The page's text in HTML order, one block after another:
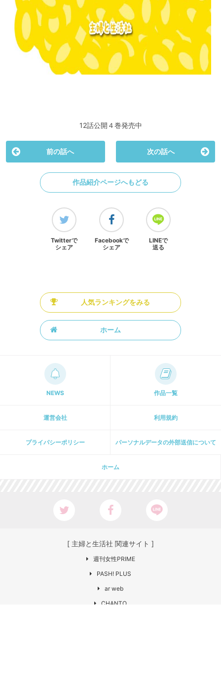
12話公開４巻発売中
前の話へ 次の話へ
作品紹介ページへもどる
Twitterで
シェア
Facebookで
シェア
LINEで
送る
人気ランキングをみる
ホーム
NEWS 作品一覧
運営会社 利用規約
プライパシーポリシー パーソナルデータの外部送信について
ホーム
[ 主婦と生活社 関連サイト ]
週刊女性PRIME
PASH! PLUS
ar web
CHANTO